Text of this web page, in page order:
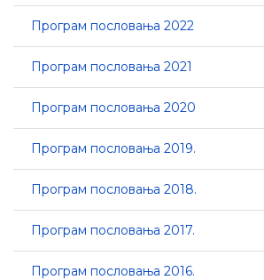
Програм пословања 2022
Програм пословања 2021
Програм пословања 2020
Програм пословања 2019.
Програм пословања 2018.
Програм пословања 2017.
Програм пословања 2016.